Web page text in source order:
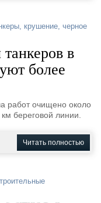
, крушение, черное
в
более
работ очищено около
береговой линии.
Читать полностью